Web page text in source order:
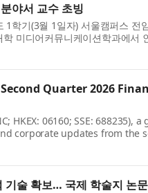
야서 교수 초빙
1학기(3월 1일자) 서울캠퍼스 전
미디어커뮤니케이션학과에서
과에서는 AI ...
Quarter 2026
HKEX: 06160; SSE: 688235),
corporate updates from the
BeOne, said: “These str...
기술 확보… 국제 학술지 논